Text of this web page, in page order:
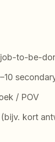
to-be-
/ POV
kort